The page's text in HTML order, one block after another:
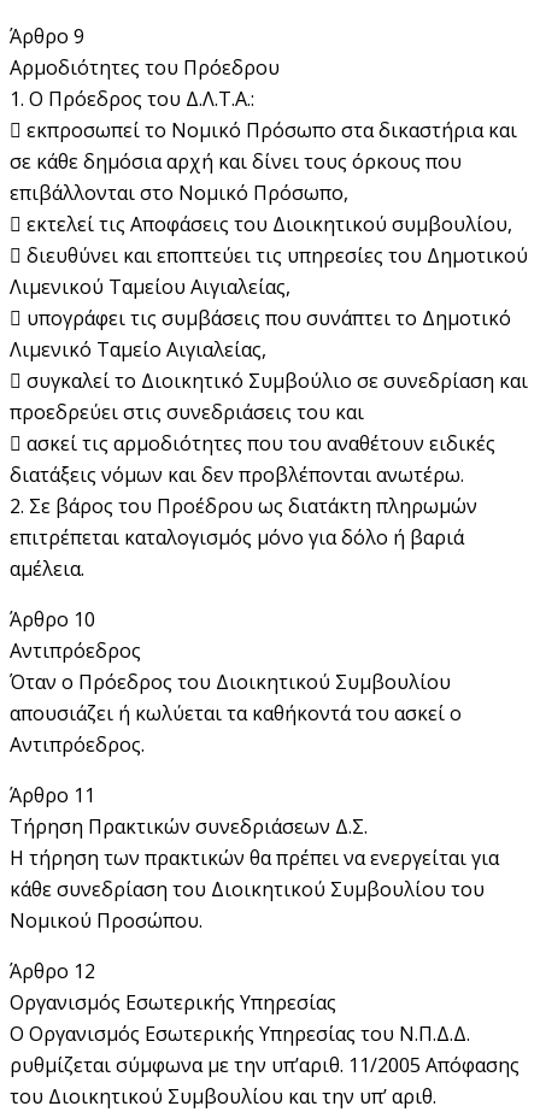
Άρθρο 9
Αρμοδιότητες του Πρόεδρου
1. Ο Πρόεδρος του Δ.Λ.Τ.Α.:
 εκπροσωπεί το Νομικό Πρόσωπο στα δικαστήρια και
σε κάθε δημόσια αρχή και δίνει τους όρκους που
επιβάλλονται στο Νομικό Πρόσωπο,
 εκτελεί τις Αποφάσεις του Διοικητικού συμβουλίου,
 διευθύνει και εποπτεύει τις υπηρεσίες του Δημοτικού
Λιμενικού Ταμείου Αιγιαλείας,
 υπογράφει τις συμβάσεις που συνάπτει το Δημοτικό
Λιμενικό Ταμείο Αιγιαλείας,
 συγκαλεί το Διοικητικό Συμβούλιο σε συνεδρίαση και
προεδρεύει στις συνεδριάσεις του και
 ασκεί τις αρμοδιότητες που του αναθέτουν ειδικές
διατάξεις νόμων και δεν προβλέπονται ανωτέρω.
2. Σε βάρος του Προέδρου ως διατάκτη πληρωμών
επιτρέπεται καταλογισμός μόνο για δόλο ή βαριά
αμέλεια.
Άρθρο 10
Αντιπρόεδρος
Όταν ο Πρόεδρος του Διοικητικού Συμβουλίου
απουσιάζει ή κωλύεται τα καθήκοντά του ασκεί ο
Αντιπρόεδρος.
Άρθρο 11
Τήρηση Πρακτικών συνεδριάσεων Δ.Σ.
Η τήρηση των πρακτικών θα πρέπει να ενεργείται για
κάθε συνεδρίαση του Διοικητικού Συμβουλίου του
Νομικού Προσώπου.
Άρθρο 12
Οργανισμός Εσωτερικής Υπηρεσίας
Ο Οργανισμός Εσωτερικής Υπηρεσίας του Ν.Π.Δ.Δ.
ρυθμίζεται σύμφωνα με την υπ’αριθ. 11/2005 Απόφασης
του Διοικητικού Συμβουλίου και την υπ’ αριθ.